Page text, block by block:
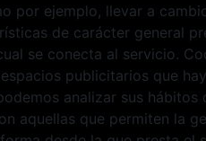
por ejemplo, llevar a
de carácter general
se conecta al servicio.
publicitarios que
analizar sus hábitos
aquellas que permiten la